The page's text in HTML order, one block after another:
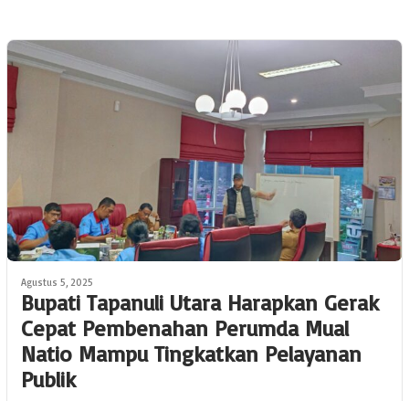
Agustus 5, 2025
Bupati Tapanuli Utara Harapkan Gerak
Cepat Pembenahan Perumda Mual
Natio Mampu Tingkatkan Pelayanan
Publik